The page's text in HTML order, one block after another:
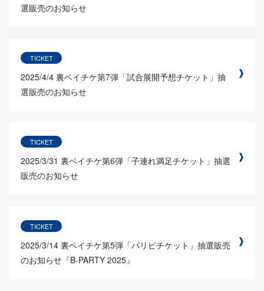
選販売のお知らせ
TICKET
2025/4/4 裏ベイチケ第7弾「試合展開予想チケット」抽
選販売のお知らせ
TICKET
2025/3/31 裏ベイチケ第6弾「子連れ満足チケット」抽選
販売のお知らせ
TICKET
2025/3/14 裏ベイチケ第5弾「パリピチケット」抽選販売
のお知らせ『B-PARTY 2025』